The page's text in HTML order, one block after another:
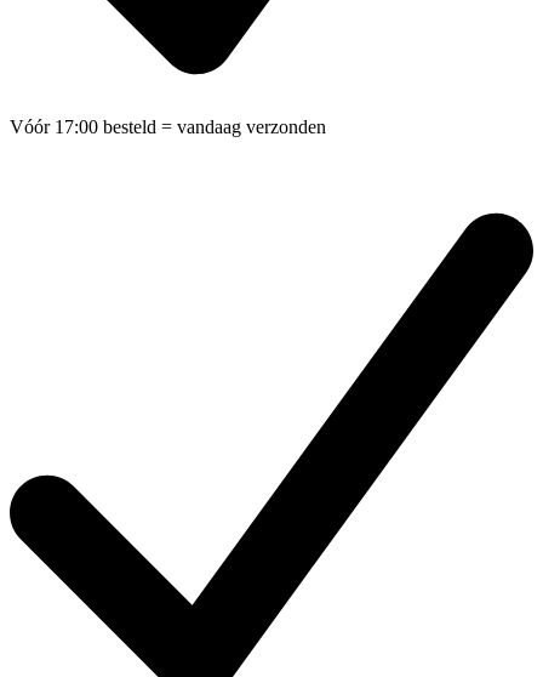
Vóór 17:00 besteld = vandaag verzonden